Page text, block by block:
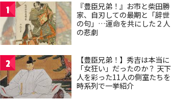
1
『豊臣兄弟！』お市と柴田勝
家、自刃しての最期と「辞世
の句」…運命を共にした２人
の悲劇
2
【豊臣兄弟！】秀吉は本当に
「女狂い」だったのか？ 天下
人を彩った11人の側室たちを
時系列で一挙紹介